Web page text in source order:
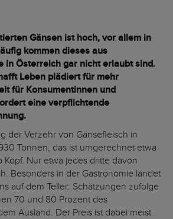
Gänsen ist hoch, vor allem in
kommen dieses aus
in Österreich gar nicht erlaubt sind.
Leben plädiert für mehr
für Konsumentinnen und
eine verpflichtende
der Verzehr von Gänsefleisch in
Tonnen, das ist umgerechnet etwa
Kopf. Nur etwa jedes dritte davon
Besonders in der Gastronomie landet
auf dem Teller: Schätzungen zufolge
70 und 80 Prozent des
Ausland. Der Preis ist dabei meist